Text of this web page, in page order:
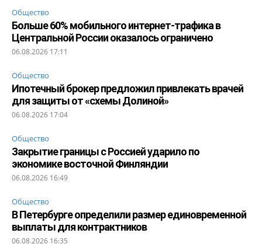
Общество
Больше 60% мобильного интернет-трафика в
Центральной России оказалось ограничено
06.08.2026 17:11
Общество
Ипотечный брокер предложил привлекать врачей
для защиты от «схемы Долиной»
06.08.2026 17:04
Общество
Закрытие границы с Россией ударило по
экономике восточной Финляндии
06.08.2026 16:49
Общество
В Петербурге определили размер единовременной
выплаты для контрактников
06.08.2026 16:35